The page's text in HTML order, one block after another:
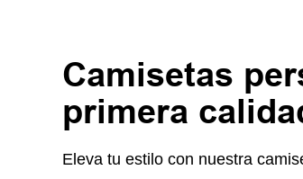
Camisetas
primera
Eleva tu estilo con nuestra